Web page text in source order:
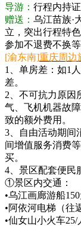
导游： 行程内持
赠送： 乌江苗族·
立，突出行程特
参加不退费不换等
[渝东南]重庆周边
1、单房差：如1
差。
2、不可抗力原因
气、飞机机器故
致的额外费用。
3、自由活动期间
间增值服务消费
买。
4、景区配套便民
①景区内交通：
•乌江画廊游船
•阿依河电梯（往
•仙女山小火车25/